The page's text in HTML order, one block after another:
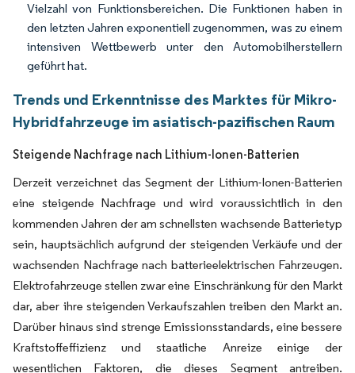
Vielzahl von Funktionsbereichen. Die Funktionen haben in
den letzten Jahren exponentiell zugenommen, was zu einem
intensiven Wettbewerb unter den Automobilherstellern
geführt hat.
Trends und Erkenntnisse des Marktes für Mikro-
Hybridfahrzeuge im asiatisch-pazifischen Raum
Steigende Nachfrage nach Lithium-Ionen-Batterien
Derzeit verzeichnet das Segment der Lithium-Ionen-Batterien
eine steigende Nachfrage und wird voraussichtlich in den
kommenden Jahren der am schnellsten wachsende Batterietyp
sein, hauptsächlich aufgrund der steigenden Verkäufe und der
wachsenden Nachfrage nach batterieelektrischen Fahrzeugen.
Elektrofahrzeuge stellen zwar eine Einschränkung für den Markt
dar, aber ihre steigenden Verkaufszahlen treiben den Markt an.
Darüber hinaus sind strenge Emissionsstandards, eine bessere
Kraftstoffeffizienz und staatliche Anreize einige der
wesentlichen Faktoren, die dieses Segment antreiben.